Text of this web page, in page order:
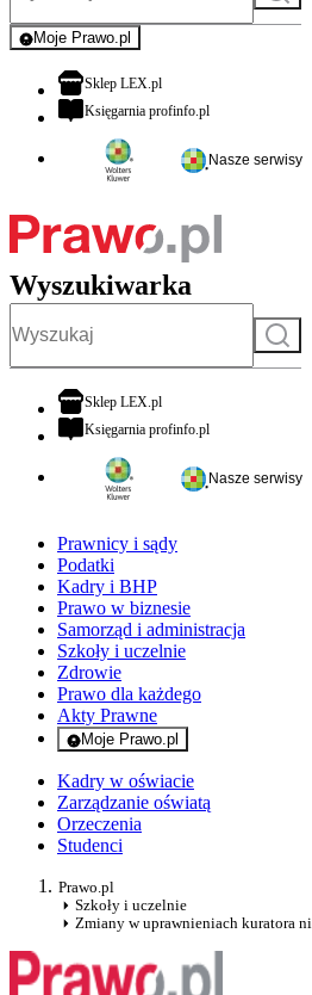
Moje Prawo.pl
- rejestracja i logowanie do serwisu
Sklep LEX.plotwiera się w nowej karcie
Księgarnia profinfo.plotwiera się w
Nasze serwisy
Wyszukiwarka
Szukaj
Sklep LEX.plotwiera się w nowej karcie
Księgarnia profinfo.plotwiera się w
Nasze serwisy
Prawnicy i sądy
Podatki
Kadry i BHP
Prawo w biznesie
Samorząd i administracja
Szkoły i uczelnie
Zdrowie
Prawo dla każdego
Akty Prawne
Moje Prawo.pl
- rejestracja i logowanie do
Kadry w oświacie
Zarządzanie oświatą
Orzeczenia
Studenci
Prawo.pl
Szkoły i uczelnie
Zmiany w uprawnieniach kuratora